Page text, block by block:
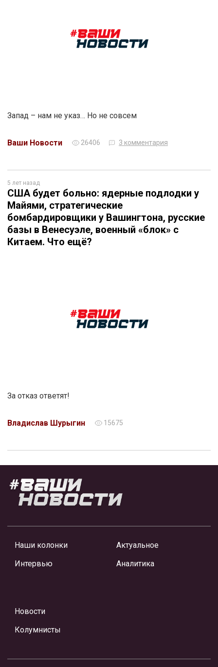
Запад – нам не указ… Но не совсем
Ваши Новости 26406 3 комментария
5 лет назад
США будет больно: ядерные подлодки у
Майями, стратегические
бомбардировщики у Вашингтона, русские
базы в Венесуэле, военный «блок» с
Китаем. Что ещё?
За отказ ответят!
Владислав Шурыгин 15675
Наши колонки
Интервью
Актуальное
Аналитика
Новости
Колумнисты